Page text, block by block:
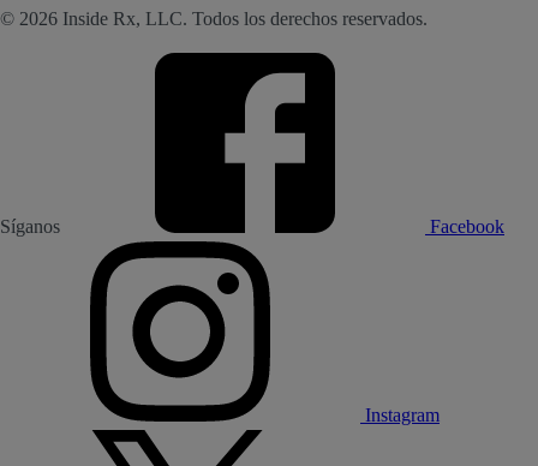
© 2026 Inside Rx, LLC. Todos los derechos reservados.
Síganos Facebook
Instagram